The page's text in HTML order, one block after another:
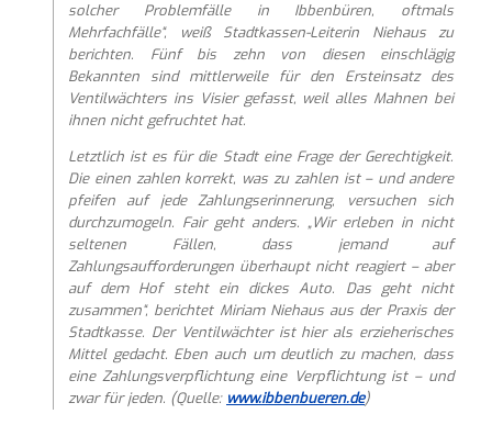
solcher Problemfälle in Ibbenbüren, oftmals
Mehrfachfälle“, weiß Stadtkassen-Leiterin Niehaus zu
berichten. Fünf bis zehn von diesen einschlägig
Bekannten sind mittlerweile für den Ersteinsatz des
Ventilwächters ins Visier gefasst, weil alles Mahnen bei
ihnen nicht gefruchtet hat.
Letztlich ist es für die Stadt eine Frage der Gerechtigkeit.
Die einen zahlen korrekt, was zu zahlen ist – und andere
pfeifen auf jede Zahlungserinnerung, versuchen sich
durchzumogeln. Fair geht anders. „Wir erleben in nicht
seltenen Fällen, dass jemand auf
Zahlungsaufforderungen überhaupt nicht reagiert – aber
auf dem Hof steht ein dickes Auto. Das geht nicht
zusammen“, berichtet Miriam Niehaus aus der Praxis der
Stadtkasse. Der Ventilwächter ist hier als erzieherisches
Mittel gedacht. Eben auch um deutlich zu machen, dass
eine Zahlungsverpflichtung eine Verpflichtung ist – und
zwar für jeden. (Quelle: www.ibbenbueren.de)